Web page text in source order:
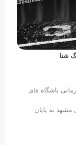
شنا
باشگاه های
به پایان